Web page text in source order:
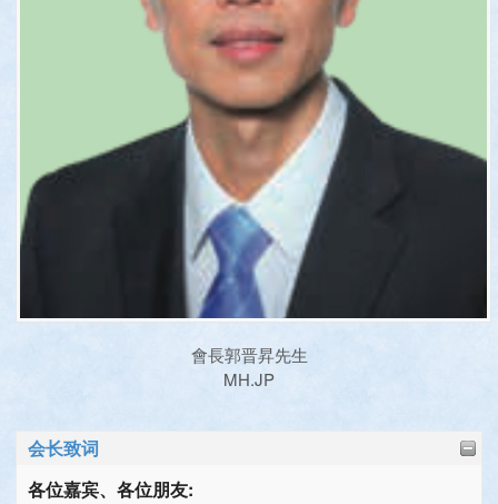
會長郭晋昇先生
MH.JP
会长致词
各位嘉宾、各位朋友: